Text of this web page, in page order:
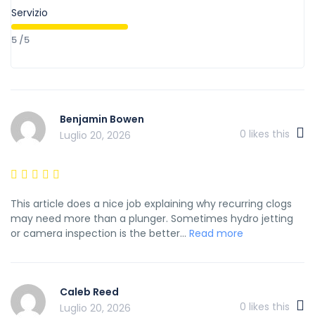
Servizio
5 /5
Benjamin Bowen
Luglio 20, 2026
0 likes this
This article does a nice job explaining why recurring clogs
may need more than a plunger. Sometimes hydro jetting
or camera inspection is the better... Read more
Caleb Reed
Luglio 20, 2026
0 likes this